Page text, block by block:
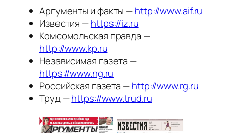
Аргументы и факты —http://www.aif.ru
Известия —https://iz.ru
Комсомольская правда —
http://www.kp.ru
Независимая газета —
https://www.ng.ru
Российская газета —http://www.rg.ru
Труд —https://www.trud.ru